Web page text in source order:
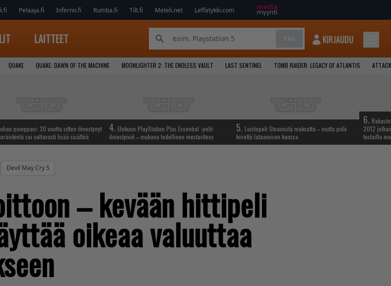
Pelaaja.fi Inferno.fi Rumba.fi Tilt.fi Meteli.net Leffatykki.com
LAITTEET KIRJAUDU
QUAKE QUAKE: DAWN OF THE MACHINE MOONLIGHTER 2: THE ENDLESS VAULT LAST SENTINEL TOMB RAIDER: LEGACY OF ATLANTIS
pomppasi: 30 vuotta sitten ilmestynyt
sai valtavasti lisää sisältöä
4. Elokuun PlayStation Plus Essential -pelit
ilmestyivät – mukana todellinen mestariteos
5. Loistopeli Steamistä maksutta – mutta pidä
kiirettä lataamisen kanssa
6.
2012
testailla
Devil May Cry 5
– kevään hittipeli
oikeaa valuuttaa